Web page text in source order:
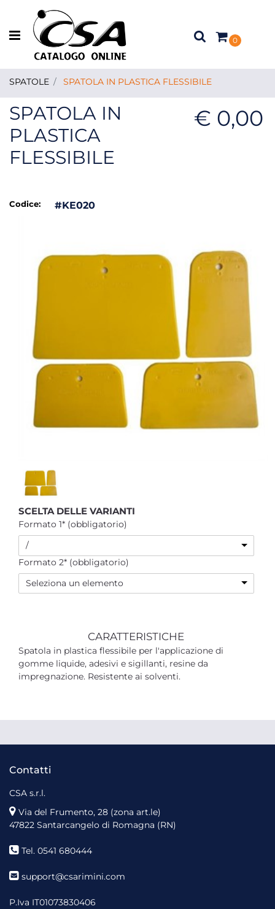
Open menu
0
SPATOLE SPATOLA IN PLASTICA FLESSIBILE
SPATOLA IN
PLASTICA
FLESSIBILE
€ 0,00
Codice: #KE020
SCELTA DELLE VARIANTI
Formato 1* (obbligatorio)
/
Formato 2* (obbligatorio)
Seleziona un elemento
CARATTERISTICHE
Spatola in plastica flessibile per l'applicazione di
gomme liquide, adesivi e sigillanti, resine da
impregnazione. Resistente ai solventi.
Contatti
CSA s.r.l.
Via del Frumento, 28 (zona art.le)
47822 Santarcangelo di Romagna (RN)
Tel. 0541 680444
support@csarimini.com
P.Iva IT01073830406